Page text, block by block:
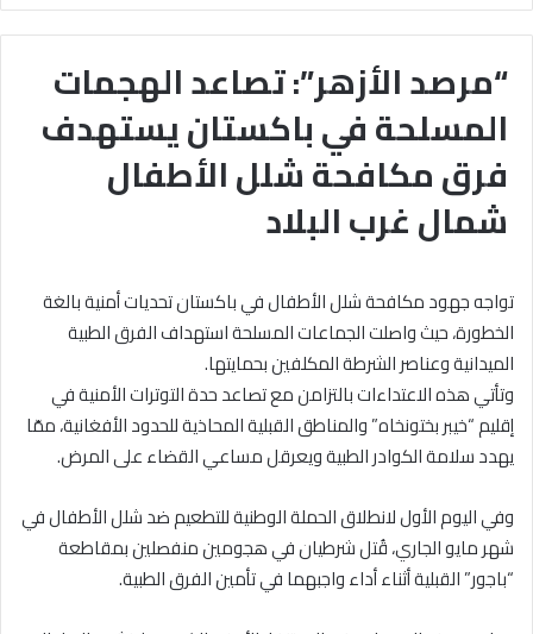
“مرصد الأزهر”: تصاعد الهجمات
المسلحة في باكستان يستهدف
فرق مكافحة شلل الأطفال
شمال غرب البلاد
تواجه جهود مكافحة شلل الأطفال في باكستان تحديات أمنية بالغة
الخطورة، حيث واصلت الجماعات المسلحة استهداف الفرق الطبية
الميدانية وعناصر الشرطة المكلفين بحمايتها.
وتأتي هذه الاعتداءات بالتزامن مع تصاعد حدة التوترات الأمنية في
إقليم “خيبر بختونخاه” والمناطق القبلية المحاذية للحدود الأفغانية، ممّا
يهدد سلامة الكوادر الطبية ويعرقل مساعي القضاء على المرض.
وفي اليوم الأول لانطلاق الحملة الوطنية للتطعيم ضد شلل الأطفال في
شهر مايو الجاري، قُتل شرطيان في هجومين منفصلين بمقاطعة
“باجور” القبلية أثناء أداء واجبهما في تأمين الفرق الطبية.